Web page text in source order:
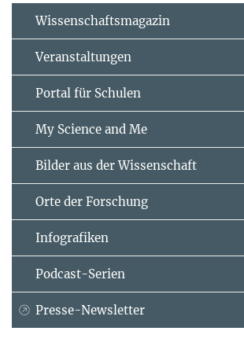
Wissenschaftsmagazin
Veranstaltungen
Portal für Schulen
My Science and Me
Bilder aus der Wissenschaft
Orte der Forschung
Infografiken
Podcast-Serien
Presse-Newsletter